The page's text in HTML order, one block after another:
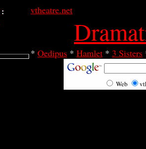
:
vtheatre.net
* Oedipus * Hamlet * 3 Sisters
Web